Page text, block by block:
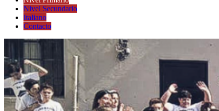
Nivel Secundario
Italiano
Contacto